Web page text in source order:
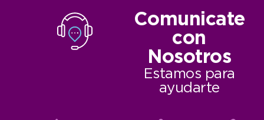
Comunicate
con
Nosotros
Estamos para
ayudarte